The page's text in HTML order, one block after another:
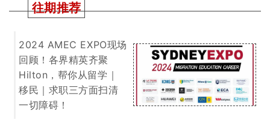
哪！如何规划可更快拿
到PR！干货满满建议收
2025 QS 世界大学排名
出炉！又是澳区赢麻的
一年！整体排名上涨！